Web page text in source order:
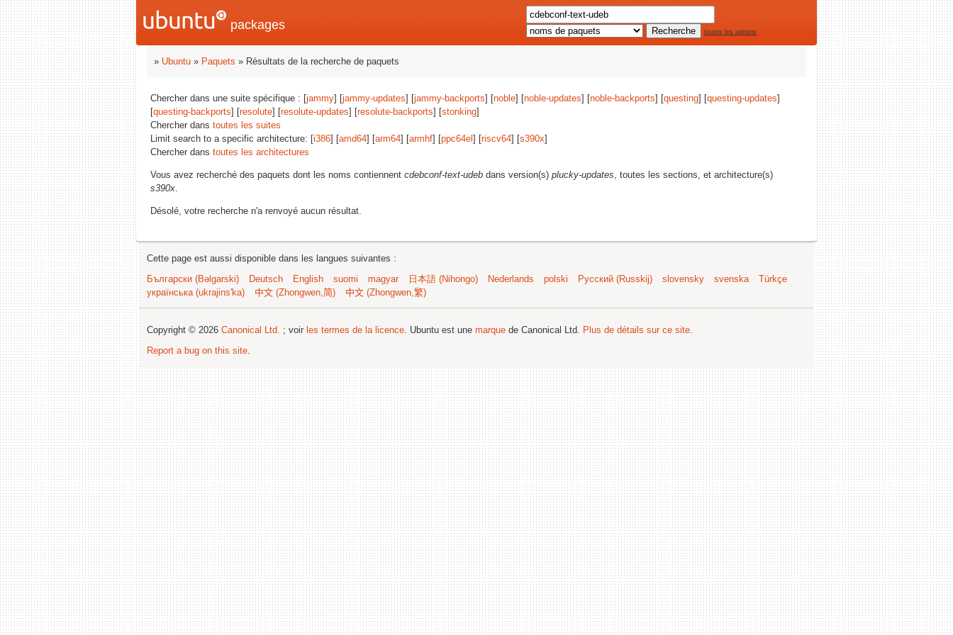
packages toutes les options
» Ubuntu » Paquets » Résultats de la recherche de paquets
Chercher dans une suite spécifique : [jammy] [jammy-updates] [jammy-backports] [noble] [noble-updates] [noble-backports] [questing] [questing-updates]
[questing-backports] [resolute] [resolute-updates] [resolute-backports] [stonking]
Chercher dans toutes les suites
Limit search to a specific architecture: [i386] [amd64] [arm64] [armhf] [ppc64el ] [riscv64] [s390x]
Chercher dans toutes les architectures
Vous avez recherché des paquets dont les noms contiennent cdebconf-text-udeb dans version(s) plucky-updates, toutes les sections, et architecture(s)
s390x.
Désolé, votre recherche n'a renvoyé aucun résultat.
Cette page est aussi disponible dans les langues suivantes :
Български (Bəlgarski)
Deutsch English suomi magyar 日本語 (Nihongo) Nederlands polski Русский (Russkij) slovensky svenska
Türkçe
українська (ukrajins'ka)
中文 (Zhongwen,简) 中文 (Zhongwen,繁)
Copyright © 2026 Canonical Ltd. ; voir les termes de la licence. Ubuntu est une marque de Canonical Ltd. Plus de détails sur ce site.
Report a bug on this site.